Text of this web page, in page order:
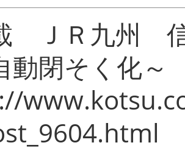
ＪＲ九州 信
動閉そく化～